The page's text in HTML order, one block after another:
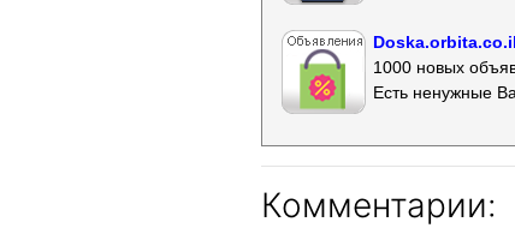
1000 новых
Есть ненужные
Комментарии: